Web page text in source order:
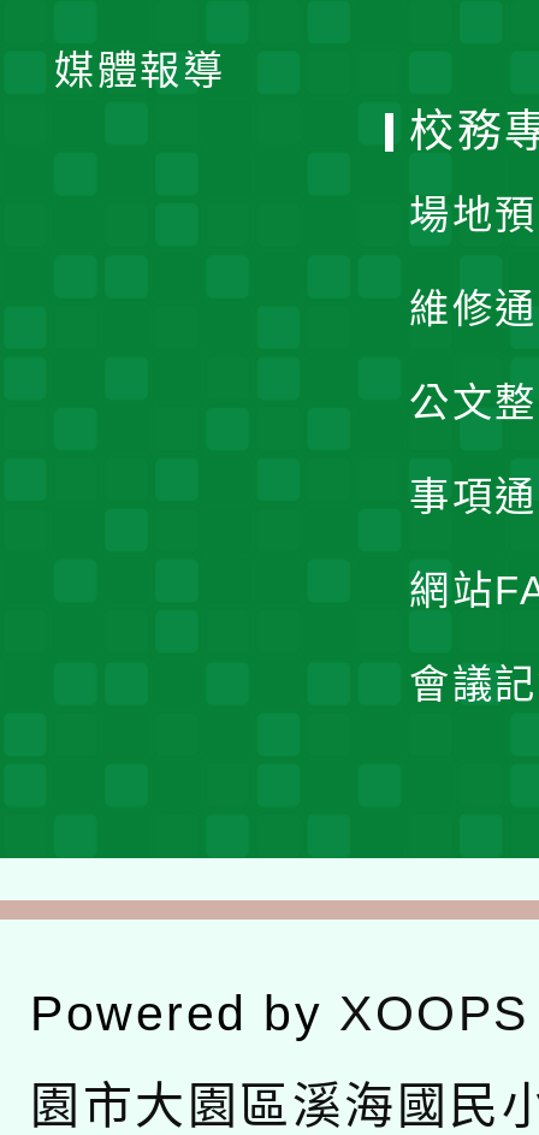
媒體報導
校務
場地
維修
公文
事項
網站
會議
Powered by XOOPS
園市大園區溪海國民